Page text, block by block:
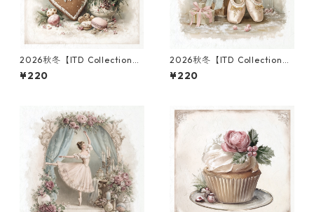
2026秋冬【ITD Collection】
ミニサイズ ライスペーパー RS
M3036 デコパージュ
¥220
2026秋冬【ITD Collection】
ミニサイズ ライスペーパー RS
M3114 デコパージュ
¥220